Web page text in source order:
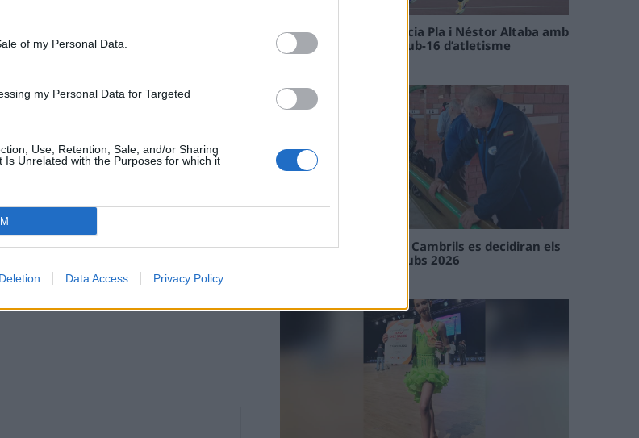
of my Personal Data.
my Personal Data for Targeted
Use, Retention, Sale, and/or Sharing
Is Unrelated with the Purposes for which it
Data Access Privacy Policy
a
El Ple d’Amposta aprova amb els vots
mandat
Paula Sintorres, Patrícia Pla i Néstor Altaba amb
la selecció catalana sub-16 d’atletisme
En les tirades de Flix i Cambrils es decidiran els
campions de l’Interclubs 2026